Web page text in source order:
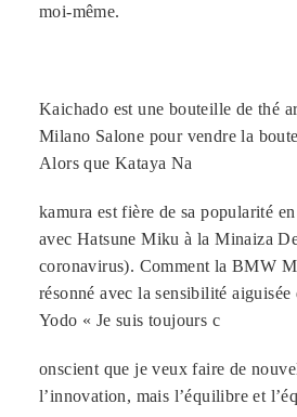
moi-même.
Kaichado est une bouteille de thé
Milano Salone pour vendre la
Alors que Kataya Na
kamura est fière de sa popularité
avec Hatsune Miku à la Minaiza
coronavirus). Comment la BMW
résonné avec la sensibilité
Yodo « Je suis toujours c
onscient que je veux faire de
l’innovation, mais l’équilibre et